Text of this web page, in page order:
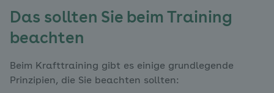
Das sollten Sie beim Training
beachten
Beim Krafttraining gibt es einige grundlegende
Prinzipien, die Sie beachten sollten: